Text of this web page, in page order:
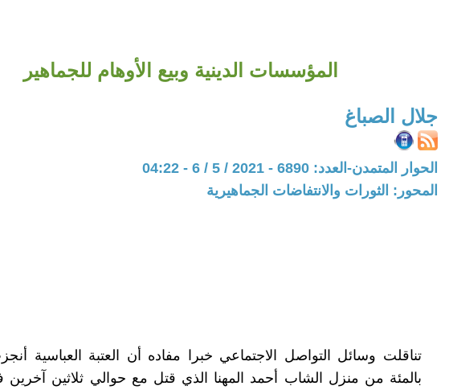
المؤسسات الدينية وبيع الأوهام للجماهير
جلال الصباغ
الحوار المتمدن-العدد: 6890 - 2021 / 5 / 6 - 04:22
المحور: الثورات والانتفاضات الجماهيرية
بالمئة من منزل الشاب أحمد المهنا الذي قتل مع حوالي ثلاثين